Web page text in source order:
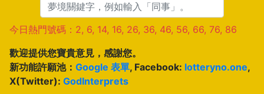
今日熱門號碼：2, 6, 14, 16, 26, 36, 46, 56, 66, 76, 86
歡迎提供您寶貴意見，感謝您。
新功能許願池： Google 表單, Facebook: lotteryno.one,
X(Twitter): GodInterprets